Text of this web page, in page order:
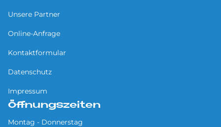
Unsere Partner
Online-Anfrage
Kontaktformular
Datenschutz
Impressum
Öffnungszeiten
Montag - Donnerstag